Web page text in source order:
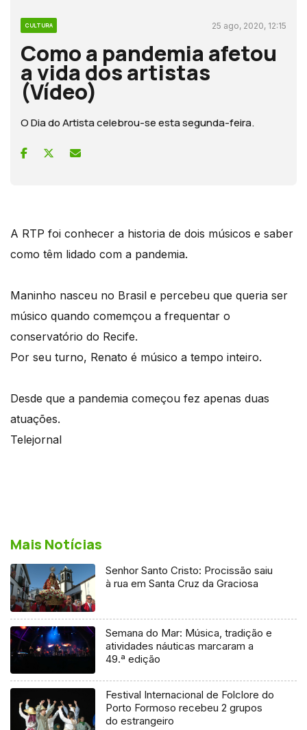
CULTURA 25 ago, 2020, 12:15
Como a pandemia afetou
a vida dos artistas
(Vídeo)
O Dia do Artista celebrou-se esta segunda-feira.
A RTP foi conhecer a historia de dois músicos e saber
como têm lidado com a pandemia.
Maninho nasceu no Brasil e percebeu que queria ser
músico quando comemçou a frequentar o
conservatório do Recife.
Por seu turno, Renato é músico a tempo inteiro.
Desde que a pandemia começou fez apenas duas
atuações.
Telejornal
Mais Notícias
Senhor Santo Cristo: Procissão saiu
à rua em Santa Cruz da Graciosa
Semana do Mar: Música, tradição e
atividades náuticas marcaram a
49.ª edição
Festival Internacional de Folclore do
Porto Formoso recebeu 2 grupos
do estrangeiro